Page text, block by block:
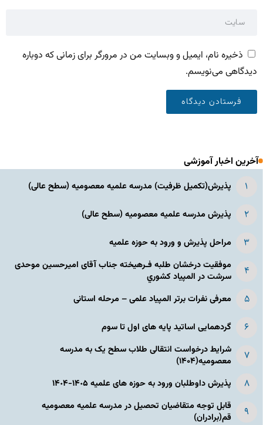
ذخیره نام، ایمیل و وبسایت من در مرورگر برای زمانی که دوباره
دیدگاهی می‌نویسم.
آخرین اخبار آموزشی
پذیرش(تکمیل ظرفیت) مدرسه علمیه معصومیه‌ (سطح عالی)
پذیرش مدرسه علمیه معصومیه‌ (سطح عالی)
مراحل پذیرش و ورود به حوزه علمیه
موفقیت درخشان طلبه فـرهیخته جناب آقای امیرحسین موحدی
سرشت در المپياد كشوري
معرفی نفرات برتر المپیاد علمی – مرحله استانی
گردهمایی اساتید پایه های اول تا سوم
شرایط درخواست انتقالی طلاب سطح یک به مدرسه
معصومیه(۱۴۰۴)
پذیرش داوطلبان ورود به حوزه های علمیه ١۴٠۵-١۴٠۴
قابل توجه متقاضیان تحصیل در مدرسه علمیه معصومیه
قم(برادران)